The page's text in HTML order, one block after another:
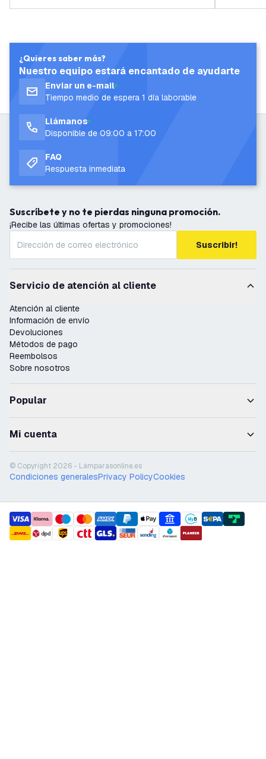
¿Quieres saber más?
Nuestro equipo estará encantado de ayudarte
Enviar un e-mail
Tiempo medio de espera 1 día laborable
Llámanos
Disponible de 09:00 a 17:00
FAQ
Respuesta inmediata
Suscríbete y no te pierdas ninguna promoción.
¡Recibe las últimas ofertas y promociones!
Suscribir!
Servicio de atención al cliente
Atención al cliente
Información de envío
Devoluciones
Métodos de pago
Reembolsos
Sobre nosotros
Popular
Mi cuenta
© Copyright 2026 - Lámparasonline.es
Condiciones generalesPrivacy PolicyCookies
payment methods
shipment methods